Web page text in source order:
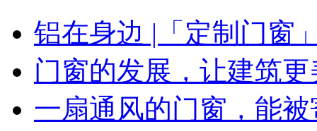
铝在身边 |「定制门窗
门窗的发展，让建筑更
一扇通风的门窗，能